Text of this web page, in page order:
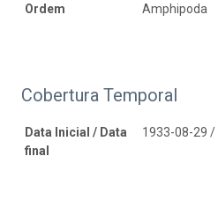
Ordem Amphipoda
Cobertura Temporal
Data Inicial / Data
final
1933-08-29